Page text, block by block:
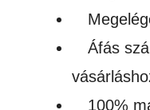
Áfás
100%